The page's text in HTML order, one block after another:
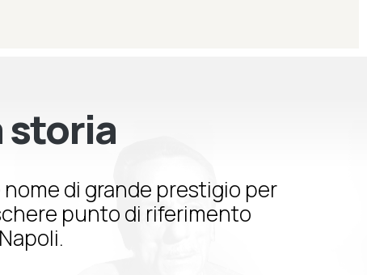
storia
di grande prestigio per
punto di riferimento